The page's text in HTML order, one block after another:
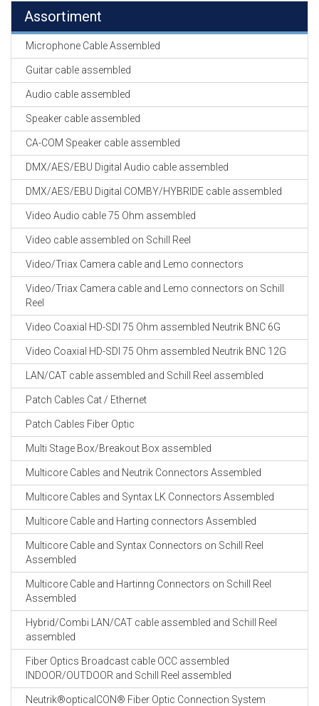
Assortiment
Microphone Cable Assembled
Guitar cable assembled
Audio cable assembled
Speaker cable assembled
CA-COM Speaker cable assembled
DMX/AES/EBU Digital Audio cable assembled
DMX/AES/EBU Digital COMBY/HYBRIDE cable assembled
Video Audio cable 75 Ohm assembled
Video cable assembled on Schill Reel
Video/Triax Camera cable and Lemo connectors
Video/Triax Camera cable and Lemo connectors on Schill
Reel
Video Coaxial HD-SDI 75 Ohm assembled Neutrik BNC 6G
Video Coaxial HD-SDI 75 Ohm assembled Neutrik BNC 12G
LAN/CAT cable assembled and Schill Reel assembled
Patch Cables Cat / Ethernet
Patch Cables Fiber Optic
Multi Stage Box/Breakout Box assembled
Multicore Cables and Neutrik Connectors Assembled
Multicore Cables and Syntax LK Connectors Assembled
Multicore Cable and Harting connectors Assembled
Multicore Cable and Syntax Connectors on Schill Reel
Assembled
Multicore Cable and Hartinng Connectors on Schill Reel
Assembled
Hybrid/Combi LAN/CAT cable assembled and Schill Reel
assembled
Fiber Optics Broadcast cable OCC assembled
INDOOR/OUTDOOR and Schill Reel assembled
Neutrik®opticalCON® Fiber Optic Connection System